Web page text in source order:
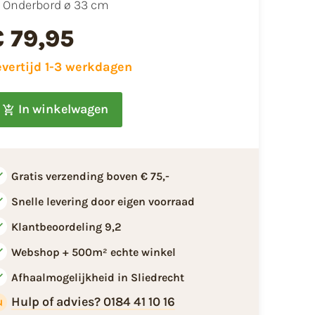
Onderbord ø 33 cm
79,95
1-3 werkdagen
In winkelwagen
Gratis verzending boven € 75,-
Snelle levering door eigen voorraad
Klantbeoordeling 9,2
Webshop + 500m² echte winkel
Afhaalmogelijkheid in Sliedrecht
Hulp of advies? 0184 41 10 16